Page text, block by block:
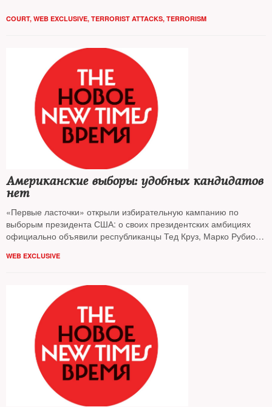
полицейский — был убит ими во время погони.
COURT, WEB EXCLUSIVE, TERRORIST ATTACKS, TERRORISM
Американские выборы: удобных кандидатов
нет
«Первые ласточки» открыли избирательную кампанию по
выборым президента США: о своих президентских амбициях
официально объявили республиканцы Тед Круз, Марко Рубио,
симпатизирует Кремлю
WEB EXCLUSIVE